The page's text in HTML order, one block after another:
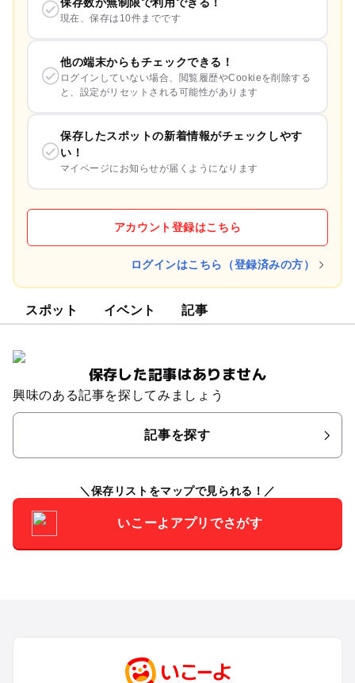
現在、保存は10件までです
他の端末からもチェックできる！
ログインしていない場合、閲覧履歴やCookieを削除する
と、設定がリセットされる可能性があります
保存したスポットの新着情報がチェックしやす
い！
マイページにお知らせが届くようになります
アカウント登録はこちら
ログインはこちら（登録済みの方）
スポット イベント 記事
保存した記事はありません
興味のある記事を探してみましょう
記事を探す
保存リストをマップで見られる！
いこーよアプリでさがす